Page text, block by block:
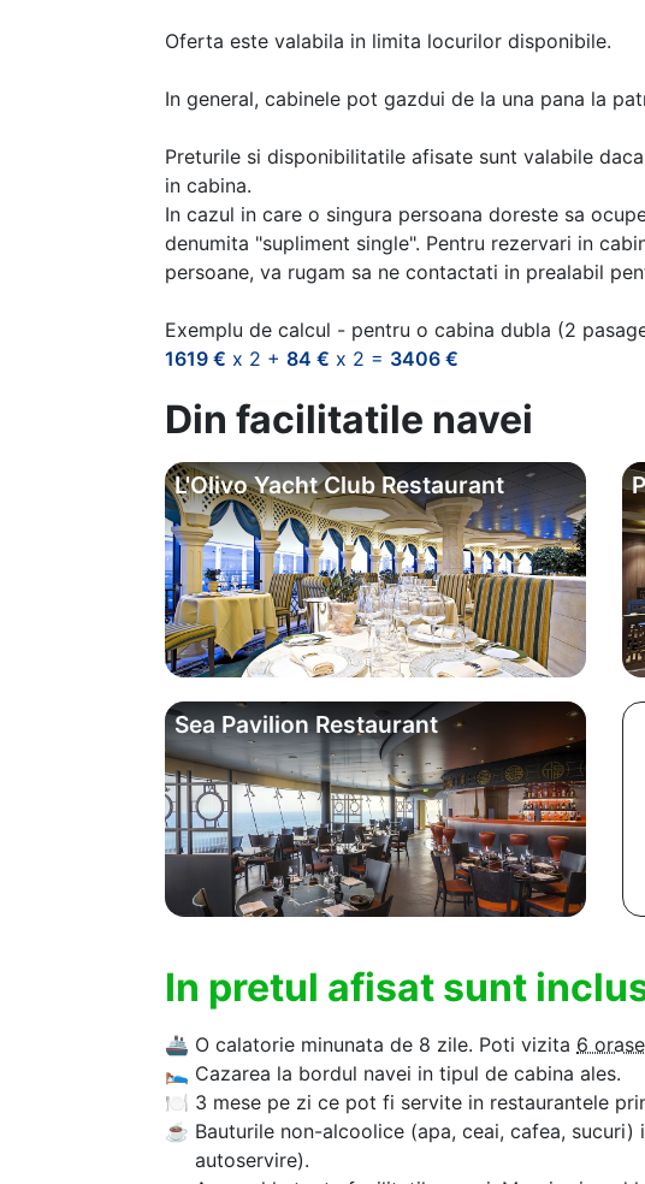
Oferta este valabila in limita locurilor disponibile.
In general, cabinele pot gazdui de la una pana la
Preturile si disponibilitatile afisate sunt valabile
in cabina.
In cazul in care o singura persoana doreste sa
denumita "supliment single". Pentru rezervari in
persoane, va rugam sa ne contactati in prealabil
Exemplu de calcul - pentru o cabina dubla (2
1619 € x 2 + 84 € x 2 = 3406 €
Din facilitatile navei
L'Olivo Yacht Club Restaurant
Sea Pavilion Restaurant
In pretul afisat sunt
🚢 O calatorie minunata de 8 zile. Poti vizita 6 orase
🛌 Cazarea la bordul navei in tipul de cabina ales.
🍽 3 mese pe zi ce pot fi servite in restaurantele
☕ Bauturile non-alcoolice (apa, ceai, cafea,
autoservire).